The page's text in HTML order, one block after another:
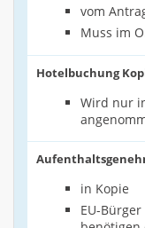
vom
Muss im
Hotelbuchung
Wird nur
in Kopie
EU-